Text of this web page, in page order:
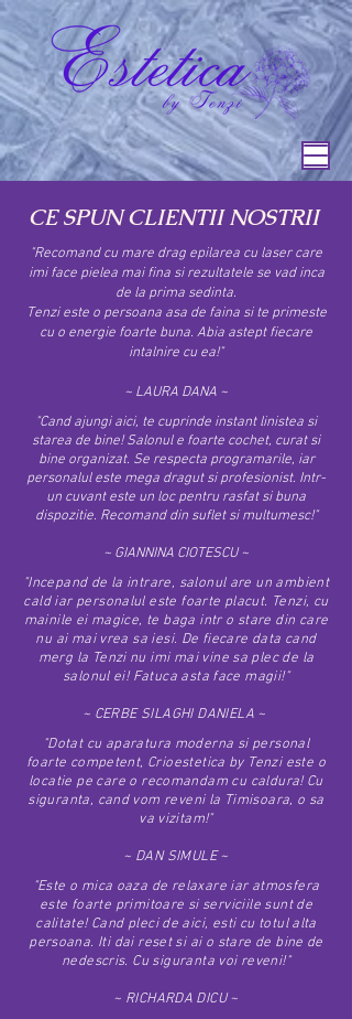
CE SPUN CLIENTII NOSTRII
"Recomand cu mare drag epilarea cu laser care
imi face pielea mai fina si rezultatele se vad inca
de la prima sedinta.
Tenzi este o persoana asa de faina si te primeste
cu o energie foarte buna. Abia astept fiecare
intalnire cu ea!"
~ LAURA DANA ~
"Cand ajungi aici, te cuprinde instant linistea si
starea de bine! Salonul e foarte cochet, curat si
bine organizat. Se respecta programarile, iar
personalul este mega dragut si profesionist. Intr-
un cuvant este un loc pentru rasfat si buna
dispozitie. Recomand din suflet si multumesc!"
~ GIANNINA CIOTESCU ~
"Incepand de la intrare, salonul are un ambient
cald iar personalul este foarte placut. Tenzi, cu
mainile ei magice, te baga intr o stare din care
nu ai mai vrea sa iesi. De fiecare data cand
merg la Tenzi nu imi mai vine sa plec de la
salonul ei! Fatuca asta face magii!"
~ CERBE SILAGHI DANIELA ~
"Dotat cu aparatura moderna si personal
foarte competent, Crioestetica by Tenzi este o
locatie pe care o recomandam cu caldura! Cu
siguranta, cand vom reveni la Timisoara, o sa
va vizitam!"
~ DAN SIMULE ~
"Este o mica oaza de relaxare iar atmosfera
este foarte primitoare si serviciile sunt de
calitate! Cand pleci de aici, esti cu totul alta
persoana. Iti dai reset si ai o stare de bine de
nedescris. Cu siguranta voi reveni!"
~ RICHARDA DICU ~